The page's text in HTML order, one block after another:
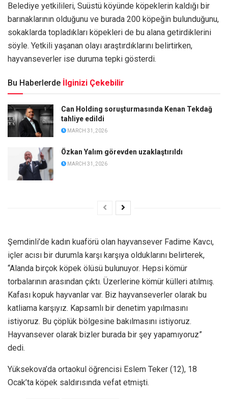
Belediye yetkilileri, Suüstü köyünde köpeklerin kaldığı bir
barınaklarının olduğunu ve burada 200 köpeğin bulunduğunu,
sokaklarda topladıkları köpekleri de bu alana getirdiklerini
söyle. Yetkili yaşanan olayı araştırdıklarını belirtirken,
hayvanseverler ise duruma tepki gösterdi.
Bu Haberlerde İlginizi Çekebilir
Can Holding soruşturmasında Kenan Tekdağ
tahliye edildi
MARCH 31, 2026
Özkan Yalım görevden uzaklaştırıldı
MARCH 31, 2026
Şemdinli’de kadın kuaförü olan hayvansever Fadime Kavcı,
içler acısı bir durumla karşı karşıya olduklarını belirterek,
“Alanda birçok köpek ölüsü bulunuyor. Hepsi kömür
torbalarının arasından çıktı. Üzerlerine kömür külleri atılmış.
Kafası kopuk hayvanlar var. Biz hayvanseverler olarak bu
katliama karşıyız. Kapsamlı bir denetim yapılmasını
istiyoruz. Bu çöplük bölgesine bakılmasını istiyoruz.
Hayvansever olarak bizler burada bir şey yapamıyoruz”
dedi.
Yüksekova’da ortaokul öğrencisi Eslem Teker (12), 18
Ocak’ta köpek saldırısında vefat etmişti.